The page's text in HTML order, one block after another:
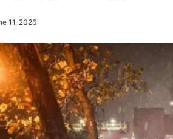
11, 2026